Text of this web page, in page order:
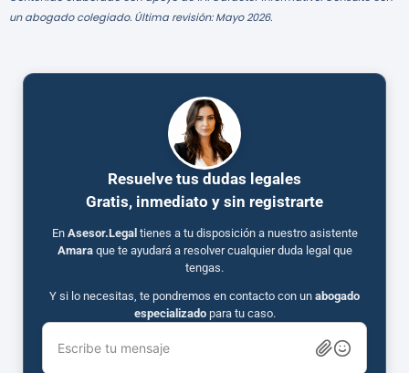
un abogado colegiado. Última revisión: Mayo 2026.
Resuelve tus dudas legales
Gratis, inmediato y sin registrarte
En Asesor.Legal tienes a tu disposición a nuestro asistente
Amaraque te ayudará a resolver cualquier duda legal que
tengas.
Y si lo necesitas, te pondremos en contacto con un abogado
especializadopara tu caso.
Escribe tu mensaje